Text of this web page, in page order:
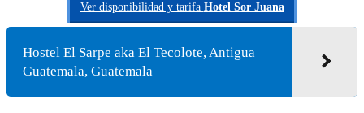
Ver disponibilidad y tarifa Hotel Sor Juana
Hostel El Sarpe aka El Tecolote, Antigua
Guatemala, Guatemala